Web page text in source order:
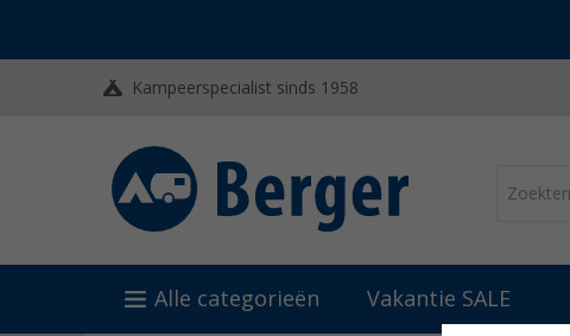
Kampeerspecialist sinds 1958
Alle categorieën Vakantie SALE